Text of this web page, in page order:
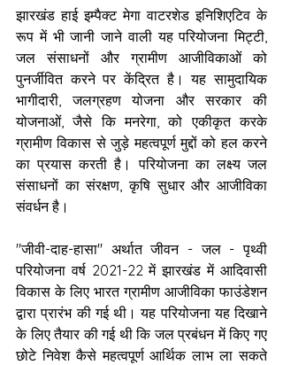
झारखंड हाई इम्पैक्ट मेगा वाटरशेड इनिशिएटिव के
रूप में भी जानी जाने वाली यह परियोजना मिट्टी,
जल संसाधनों और ग्रामीण आजीविकाओं को
पुनर्जीवित करने पर केंद्रित है। यह सामुदायिक
भागीदारी, जलग्रहण योजना और सरकार की
योजनाओं, जैसे कि मनरेगा, को एकीकृत करके
ग्रामीण विकास से जुड़े महत्वपूर्ण मुद्दों को हल करने
का प्रयास करती है। परियोजना का लक्ष्य जल
संसाधनों का संरक्षण, कृषि सुधार और आजीविका
संवर्धन है।
"जीवी-दाह-हासा" अर्थात जीवन - जल - पृथ्वी
परियोजना वर्ष 2021-22 में झारखंड में आदिवासी
विकास के लिए भारत ग्रामीण आजीविका फाउंडेशन
द्वारा प्रारंभ की गई थी। यह परियोजना यह दिखाने
के लिए तैयार की गई थी कि जल प्रबंधन में किए गए
छोटे निवेश कैसे महत्वपूर्ण आर्थिक लाभ ला सकते